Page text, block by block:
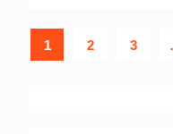
1 2 3